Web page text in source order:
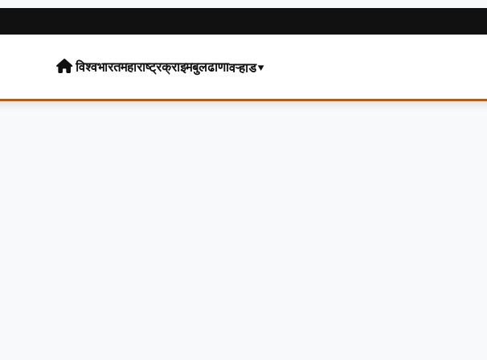
विश्वभारतमहाराष्ट्रक्राइमबुलढाणावऱ्हाड▾